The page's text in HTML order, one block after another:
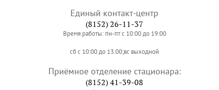
Единый контакт-центр
(8152) 26-11-37
Время работы: пн-пт с 10:00 до 19:00
сб с 10:00 до 13:00;вс выходной
Приёмное отделение стационара:
(8152) 41-39-08